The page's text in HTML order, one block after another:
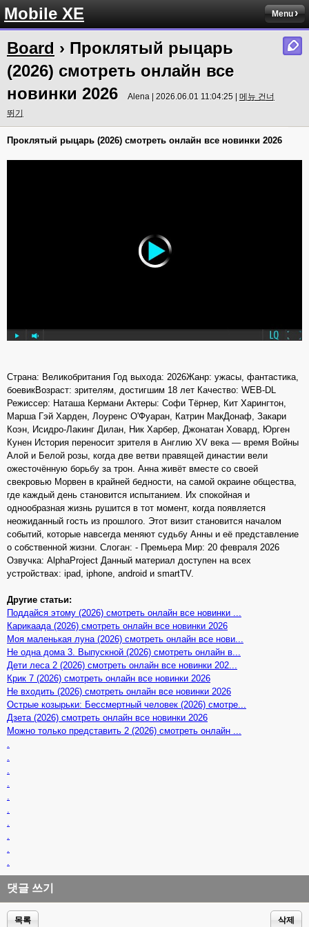
Mobile XE Menu
Board › Проклятый рыцарь
(2026) смотреть онлайн все
новинки 2026
Alena | 2026.06.01 11:04:25 | 메뉴 건너
뛰기
Проклятый рыцарь (2026) смотреть онлайн все новинки 2026
Страна: Великобритания Год выхода: 2026Жанр: ужасы, фантастика,
боевикВозраст: зрителям, достигшим 18 лет Качество: WEB-DL
Режиссер: Наташа Кермани Актеры: Софи Тёрнер, Кит Харингтон,
Марша Гэй Харден, Лоуренс О'Фуаран, Катрин МакДонаф, Закари
Коэн, Исидро-Лакинг Дилан, Ник Харбер, Джонатан Ховард, Юрген
Кунен История переносит зрителя в Англию XV века — время Войны
Алой и Белой розы, когда две ветви правящей династии вели
ожесточённую борьбу за трон. Анна живёт вместе со своей
свекровью Морвен в крайней бедности, на самой окраине общества,
где каждый день становится испытанием. Их спокойная и
однообразная жизнь рушится в тот момент, когда появляется
неожиданный гость из прошлого. Этот визит становится началом
событий, которые навсегда меняют судьбу Анны и её представление
о собственной жизни. Слоган: - Премьера Мир: 20 февраля 2026
Озвучка: AlphaProject Данный материал доступен на всех
устройствах: ipad, iphone, android и smartTV.
Другие статьи:
Поддайся этому (2026) смотреть онлайн все новинки ...
Карикаада (2026) смотреть онлайн все новинки 2026
Моя маленькая луна (2026) смотреть онлайн все нови...
Не одна дома 3. Выпускной (2026) смотреть онлайн в...
Дети леса 2 (2026) смотреть онлайн все новинки 202...
Крик 7 (2026) смотреть онлайн все новинки 2026
Не входить (2026) смотреть онлайн все новинки 2026
Острые козырьки: Бессмертный человек (2026) смотре...
Дзета (2026) смотреть онлайн все новинки 2026
Можно только представить 2 (2026) смотреть онлайн ...
댓글 쓰기
목록 삭제